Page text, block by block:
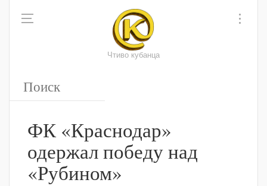
Чтиво кубанца
ФК «Краснодар»
одержал победу над
«Рубином»